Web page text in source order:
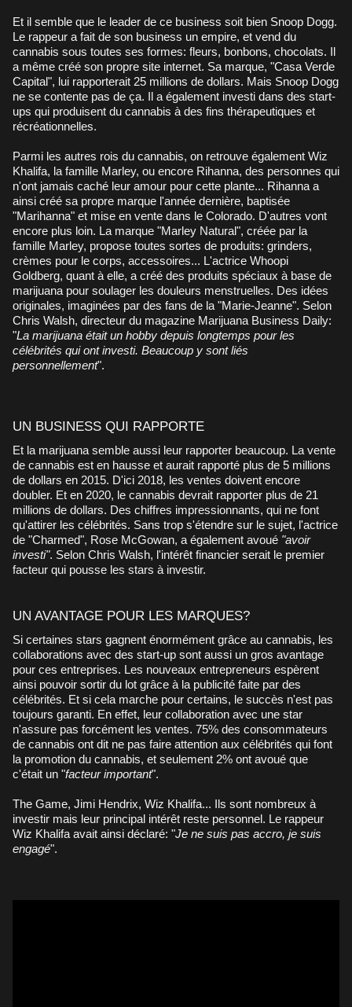
Et il semble que le leader de ce business soit bien Snoop Dogg.
Le rappeur a fait de son business un empire, et vend du
cannabis sous toutes ses formes: fleurs, bonbons, chocolats. Il
a même créé son propre site internet. Sa marque, "Casa Verde
Capital", lui rapporterait 25 millions de dollars. Mais Snoop Dogg
ne se contente pas de ça. Il a également investi dans des start-
ups qui produisent du cannabis à des fins thérapeutiques et
récréationnelles.
Parmi les autres rois du cannabis, on retrouve également Wiz
Khalifa, la famille Marley, ou encore Rihanna, des personnes qui
n'ont jamais caché leur amour pour cette plante... Rihanna a
ainsi créé sa propre marque l'année dernière, baptisée
"Marihanna" et mise en vente dans le Colorado. D'autres vont
encore plus loin. La marque "Marley Natural", créée par la
famille Marley, propose toutes sortes de produits: grinders,
crèmes pour le corps, accessoires... L'actrice Whoopi
Goldberg, quant à elle, a créé des produits spéciaux à base de
marijuana pour soulager les douleurs menstruelles. Des idées
originales, imaginées par des fans de la "Marie-Jeanne". Selon
Chris Walsh, directeur du magazine Marijuana Business Daily:
"La marijuana était un hobby depuis longtemps pour les
célébrités qui ont investi. Beaucoup y sont liés
personnellement".
UN BUSINESS QUI RAPPORTE
Et la marijuana semble aussi leur rapporter beaucoup. La vente
de cannabis est en hausse et aurait rapporté plus de 5 millions
de dollars en 2015. D'ici 2018, les ventes doivent encore
doubler. Et en 2020, le cannabis devrait rapporter plus de 21
millions de dollars. Des chiffres impressionnants, qui ne font
qu'attirer les célébrités. Sans trop s'étendre sur le sujet, l'actrice
de "Charmed", Rose McGowan, a également avoué "avoir
investi". Selon Chris Walsh, l'intérêt financier serait le premier
facteur qui pousse les stars à investir.
UN AVANTAGE POUR LES MARQUES?
Si certaines stars gagnent énormément grâce au cannabis, les
collaborations avec des start-up sont aussi un gros avantage
pour ces entreprises. Les nouveaux entrepreneurs espèrent
ainsi pouvoir sortir du lot grâce à la publicité faite par des
célébrités. Et si cela marche pour certains, le succès n'est pas
toujours garanti. En effet, leur collaboration avec une star
n'assure pas forcément les ventes. 75% des consommateurs
de cannabis ont dit ne pas faire attention aux célébrités qui font
la promotion du cannabis, et seulement 2% ont avoué que
c'était un "facteur important".
The Game, Jimi Hendrix, Wiz Khalifa... Ils sont nombreux à
investir mais leur principal intérêt reste personnel. Le rappeur
Wiz Khalifa avait ainsi déclaré: "Je ne suis pas accro, je suis
engagé".